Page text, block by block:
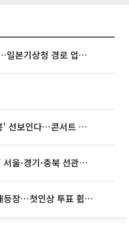
태풍 '돌핀' 오키나와 접근…일본기상청 경로 업데이트
빅뱅, 20주년 기념 '새 뱅봉' 선보인다⋯콘서트 앞두고 팝업 개최
충북 선관위 등 추가 압수수색
‘나솔사계’ 국화, 결별 후 재등장⋯첫인상 투표 휩쓸고 ‘인기녀’ 등극